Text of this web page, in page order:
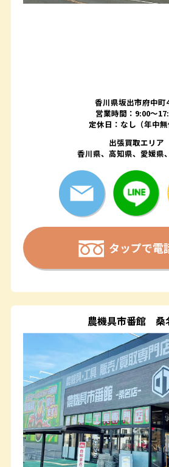
香川県坂出市府中町
営業時間：9:00～
定休日：なし（年中無
出張買取エリア
香川県、高知県、愛媛県
タップで電
農機具市番館 桑